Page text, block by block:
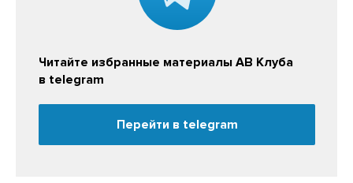
Читайте избранные материалы АВ Клуба
в telegram
Перейти в telegram